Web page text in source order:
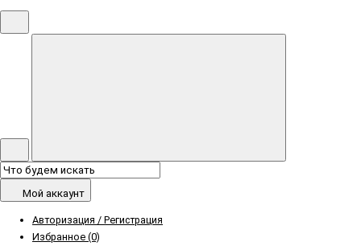
Мой аккаунт
Авторизация / Регистрация
Избранное (0)